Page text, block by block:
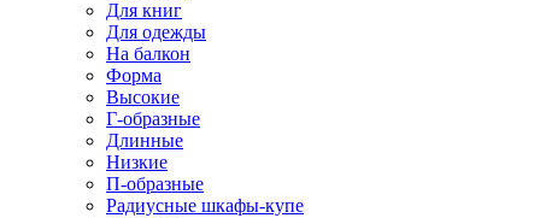
Для книг
Для одежды
На балкон
Форма
Высокие
Г-образные
Длинные
Низкие
П-образные
Радиусные шкафы-купе